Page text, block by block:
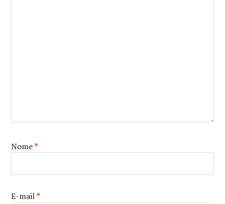
Nome*
E-mail*